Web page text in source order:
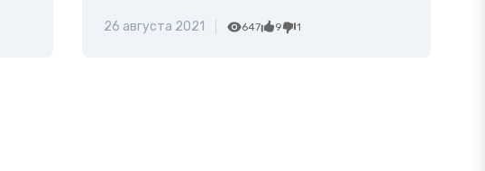
26 августа 2021 647 9 1